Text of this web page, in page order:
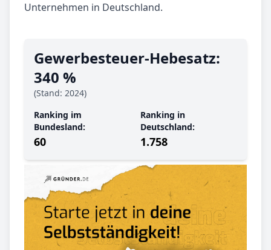
Unternehmen in Deutschland.
Gewerbe­steuer-Hebe­satz:
340 %
(Stand: 2024)
Ranking im
Bundesland:
60
Ranking in
Deutschland:
1.758